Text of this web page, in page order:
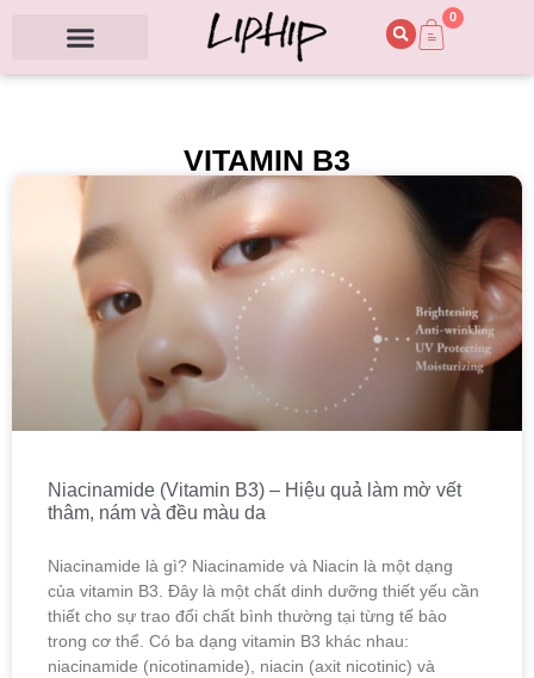
0
VITAMIN B3
Niacinamide (Vitamin B3) – Hiệu quả làm mờ vết
thâm, nám và đều màu da
Niacinamide là gì? Niacinamide và Niacin là một dạng
của vitamin B3. Đây là một chất dinh dưỡng thiết yếu cần
thiết cho sự trao đổi chất bình thường tại từng tế bào
trong cơ thể. Có ba dạng vitamin B3 khác nhau:
niacinamide (nicotinamide), niacin (axit nicotinic) và